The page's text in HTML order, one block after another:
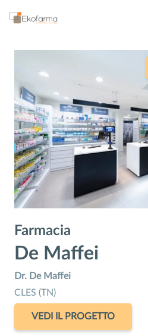
Farmacia
De Maffei
Dr. De Maffei
CLES (TN)
VEDI IL PROGETTO